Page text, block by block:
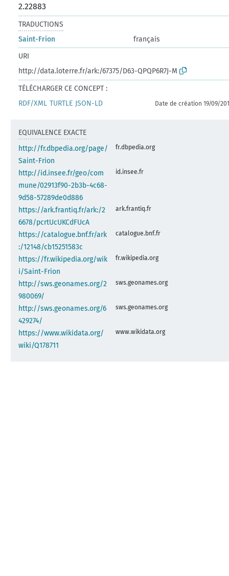
2.22883
TRADUCTIONS
Saint-Frion
français
URI
http://data.loterre.fr/ark:/67375/D63-QPQP6R7J-M
TÉLÉCHARGER CE CONCEPT :
RDF/XML TURTLE JSON-LD Date de création 19/09/
EQUIVALENCE EXACTE
http://fr.dbpedia.org/page/
Saint-Frion
fr.dbpedia.org
http://id.insee.fr/geo/com
mune/02913f90-2b3b-4c68-
9d58-57289de0d886
id.insee.fr
https://ark.frantiq.fr/ark:/2
6678/pcrtUcUKCdFUcA
ark.frantiq.fr
https://catalogue.bnf.fr/ark
:/12148/cb15251583c
catalogue.bnf.fr
https://fr.wikipedia.org/wik
i/Saint-Frion
fr.wikipedia.org
http://sws.geonames.org/2
980069/
sws.geonames.org
http://sws.geonames.org/6
429274/
sws.geonames.org
https://www.wikidata.org/
wiki/Q178711
www.wikidata.org